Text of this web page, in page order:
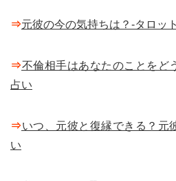
⇒元彼の今の気持ちは？-タロッ
⇒不倫相手はあなたのことをど
占い
⇒いつ、元彼と復縁できる？元
い